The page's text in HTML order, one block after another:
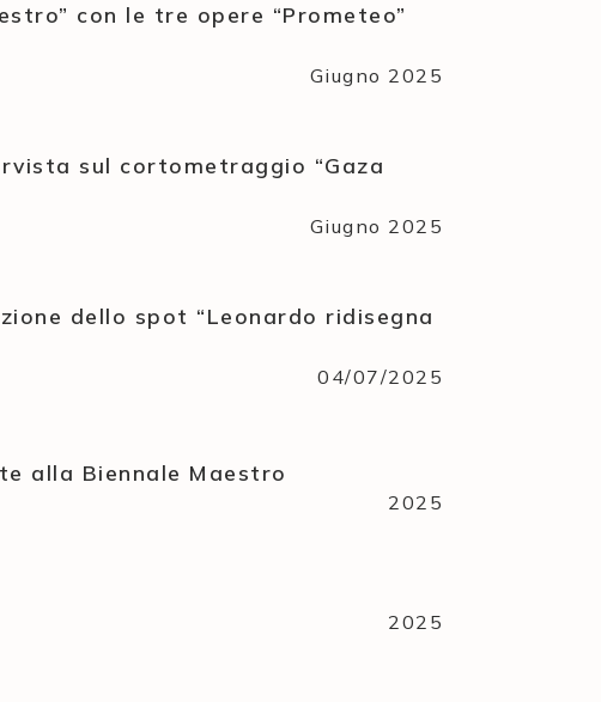
con le tre opere “Prometeo”
Giugno 2025
sul cortometraggio “Gaza
Giugno 2025
dello spot “Leonardo ridisegna
04/07/2025
alla Biennale Maestro
2025
2025